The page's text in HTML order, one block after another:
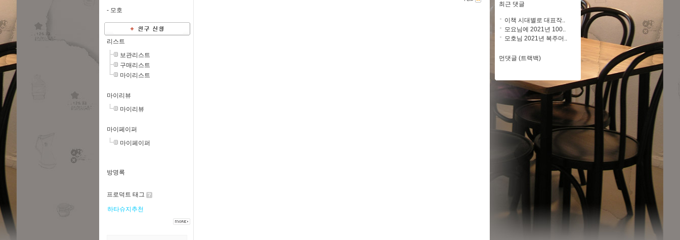
- 모호
리스트
보관리스트
구매리스트
마이리스트
마이리뷰
마이리뷰
마이페이퍼
마이페이퍼
방명록
프로덕트 태그
하타슈지추천
최근 댓글
이책 시대별로 대표작..
모요님에 2021년 100..
모호님 2021년 복주머..
먼댓글 (트랙백)